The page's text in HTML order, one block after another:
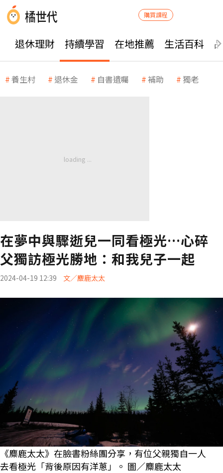
購買課程
退休理財 持續學習 在地推薦 生活百科
養生村 退休金 自書遺囑 補助 獨老
在夢中與驟逝兒一同看極光…心碎
父獨訪極光勝地：和我兒子一起
2024-04-19 12:39 文／麋鹿太太
《麋鹿太太》在臉書粉絲團分享，有位父親獨自一人
去看極光「背後原因有洋蔥」。 圖／麋鹿太太